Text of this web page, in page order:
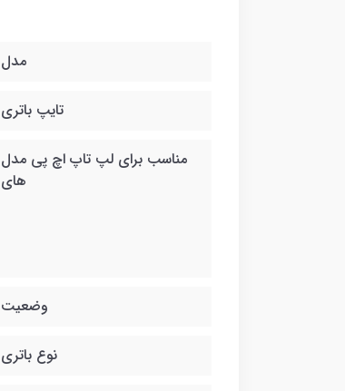
مدل
تایپ باتری
مناسب برای لپ تاپ اچ پی مدل
های
وضعیت
نوع باتری